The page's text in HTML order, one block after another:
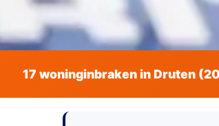
17 woninginbraken in Druten